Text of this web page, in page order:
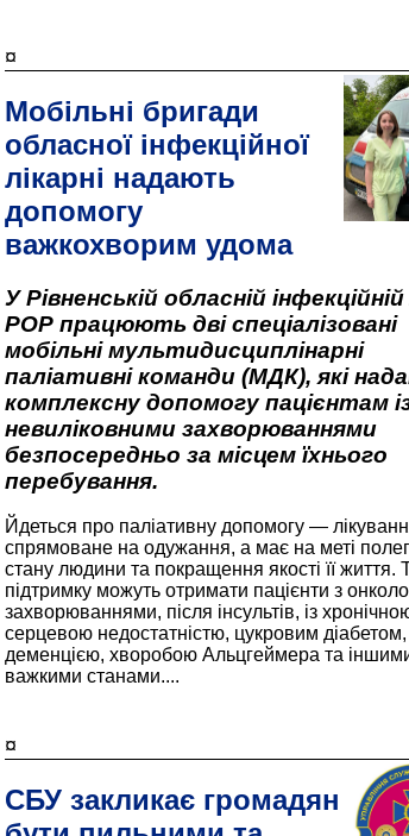
¤
Мобільні бригади
обласної інфекційної
лікарні надають
допомогу
важкохворим удома
У Рівненській обласній інфекційній
РОР працюють дві спеціалізовані
мобільні мультидисциплінарні
паліативні команди (МДК), які
комплексну допомогу пацієнтам
невиліковними захворюваннями
безпосередньо за місцем їхнього
перебування.
Йдеться про паліативну допомогу —
спрямоване на одужання, а має на меті
стану людини та покращення якості її життя.
підтримку можуть отримати пацієнти з
захворюваннями, після інсультів, із
серцевою недостатністю, цукровим діабетом,
деменцією, хворобою Альцгеймера та
важкими станами....
¤
СБУ закликає громадян